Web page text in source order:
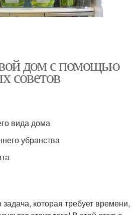
дом с помощью
советов
вида дома
убранства
которая требует времени,